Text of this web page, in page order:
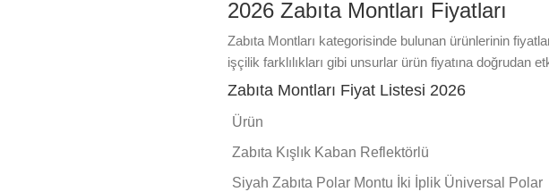
2026 Zabıta Montları Fiyatları
Zabıta Montları kategorisinde bulunan ürünlerinin
işçilik farklılıkları gibi unsurlar ürün fiyatına doğrudan
Zabıta Montları Fiyat Listesi 2026
Ürün
Zabıta Kışlık Kaban Reflektörlü
Siyah Zabıta Polar Montu İki İplik Üniversal Polar